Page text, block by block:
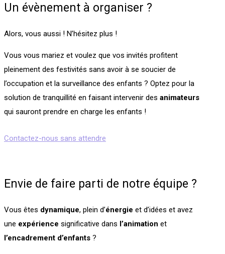
Un évènement à organiser ?
Alors, vous aussi ! N’hésitez plus !
Vous vous mariez et voulez que vos invités profitent
pleinement des festivités sans avoir à se soucier de
l’occupation et la surveillance des enfants ? Optez pour la
solution de tranquillité en faisant intervenir des animateurs
qui sauront prendre en charge les enfants !
Contactez-nous sans attendre
Envie de faire parti de notre équipe ?
Vous êtes dynamique, plein d’énergie et d’idées et avez
une expérience significative dans l’animation et
l’encadrement d’enfants ?